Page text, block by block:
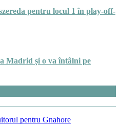
pentru locul 1 în play-off-
Madrid și o va întâlni pe